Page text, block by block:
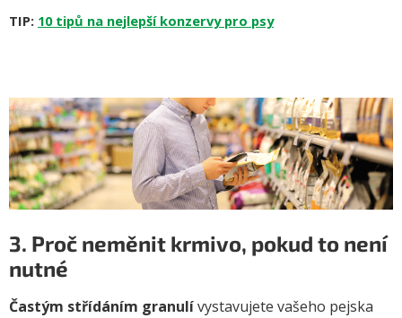
TIP: 10 tipů na nejlepší konzervy pro psy
3. Proč neměnit krmivo, pokud to není
nutné
Častým střídáním granulívystavujete vašeho pejska